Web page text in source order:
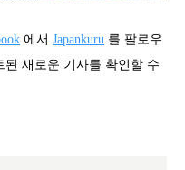
에서 Japankuru 를 팔로우
새로운 기사를 확인할 수